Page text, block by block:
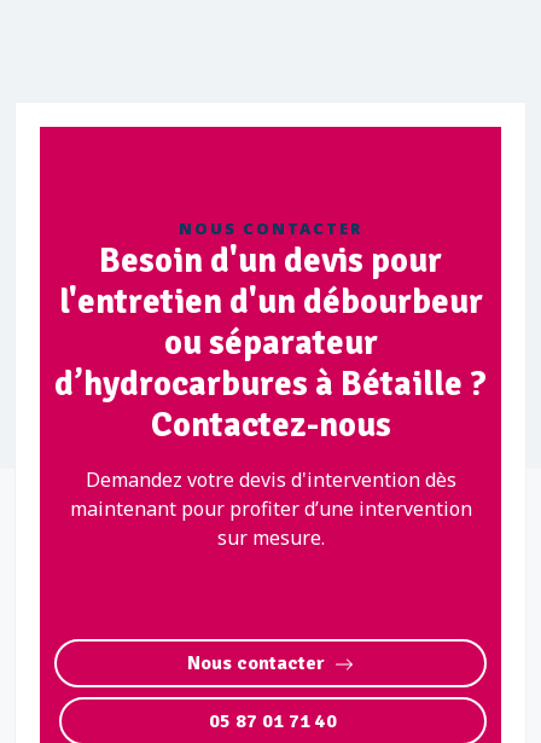
NOUS CONTACTER
Besoin d'un devis pour
l'entretien d'un débourbeur
ou séparateur
d’hydrocarbures à Bétaille ?
Contactez-nous
Demandez votre devis d'intervention dès
maintenant pour profiter d’une intervention
sur mesure.
Nous contacter
05 87 01 71 40